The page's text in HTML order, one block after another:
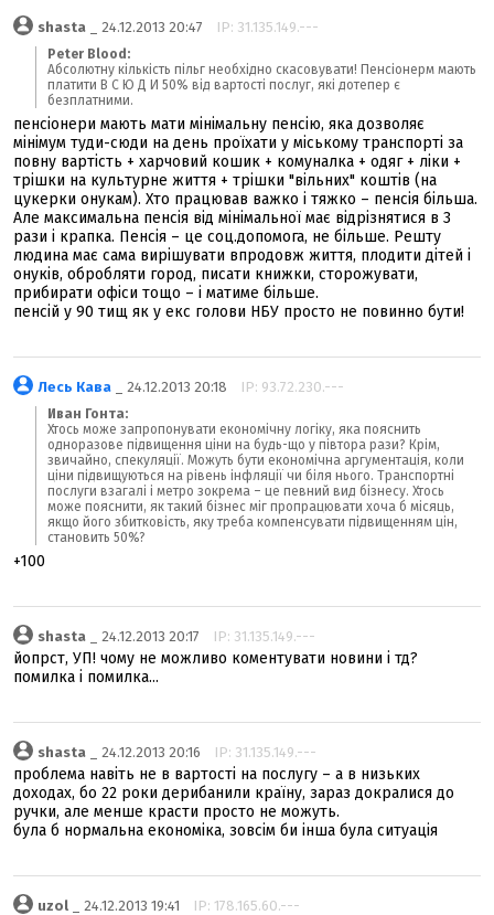
shasta _ 24.12.2013 20:47 IP: 31.135.149.---
Peter Blood:
Абсолютну кількість пільг необхідно скасовувати! Пенсіонерм мають
платити В С Ю Д И 50% від вартості послуг, які дотепер є
безплатними.
пенсіонери мають мати мінімальну пенсію, яка дозволяє
мінімум туди-сюди на день проїхати у міському транспорті за
повну вартість + харчовий кошик + комуналка + одяг + ліки +
трішки на культурне життя + трішки "вільних" коштів (на
цукерки онукам). Хто працював важко і тяжко – пенсія більша.
Але максимальна пенсія від мінімальної має відрізнятися в 3
рази і крапка. Пенсія – це соц.допомога, не більше. Решту
людина має сама вирішувати впродовж життя, плодити дітей і
онуків, обробляти город, писати книжки, сторожувати,
прибирати офіси тощо – і матиме більше.
пенсій у 90 тищ як у екс голови НБУ просто не повинно бути!
Лесь Кава _ 24.12.2013 20:18 IP: 93.72.230.---
Иван Гонта:
Хтось може запропонувати економічну логіку, яка пояснить
одноразове підвищення ціни на будь-що у півтора рази? Крім,
звичайно, спекуляції. Можуть бути економічна аргументація, коли
ціни підвищуються на рівень інфляції чи біля нього. Транспортні
послуги взагалі і метро зокрема – це певний вид бізнесу. Хтось
може пояснити, як такий бізнес міг пропрацювати хоча б місяць,
якщо його збитковість, яку треба компенсувати підвищенням цін,
становить 50%?
+100
shasta _ 24.12.2013 20:17 IP: 31.135.149.---
йопрст, УП! чому не можливо коментувати новини і тд?
помилка і помилка...
shasta _ 24.12.2013 20:16 IP: 31.135.149.---
проблема навіть не в вартості на послугу – а в низьких
доходах, бо 22 роки дерибанили країну, зараз докралися до
ручки, але менше красти просто не можуть.
була б нормальна економіка, зовсім би інша була ситуація
uzol _ 24.12.2013 19:41 IP: 178.165.60.---